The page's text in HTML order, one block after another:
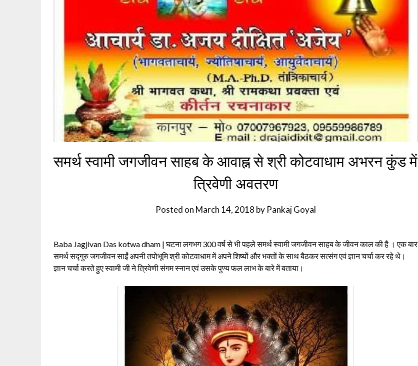
समर्थ स्वामी जगजीवन साहब के आवाह्न से श्री कोटवाधाम अभरन कुंड में
त्रिवेणी अवतरण
Posted on March 14, 2018 by Pankaj Goyal
Baba Jagjivan Das kotwa dham | घटना लगभग 300 वर्ष से भी पहले समर्थ स्वामी जगजीवन साहब के जीवन काल की है । एक बार
समर्थ सद्गुरु जगजीवन साईं अपनी तपोभूमि श्री कोटवाधाम में अपने शिष्यों और भक्तों के साथ बैठकर सत्संग एवं ज्ञान चर्चा कर रहे थे।
ज्ञान चर्चा करते हुए स्वामी जी ने त्रिवेणी संगम स्नान एवं उसके पुण्य फल लाभ के बारे में बताया।